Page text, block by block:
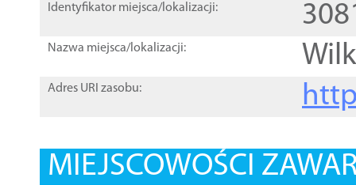
Identyfikator miejsca/lokalizacji:
Nazwa miejsca/lokalizacji:
Adres URI zasobu:
MIEJSCOWOŚCI